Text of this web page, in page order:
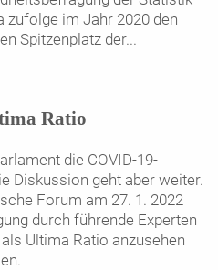
zufolge im Jahr 2020 den
Spitzenplatz der...
Ratio
die COVID-19-
Diskussion geht aber weiter.
Forum am 27. 1. 2022
durch führende Experten
Ultima Ratio anzusehen